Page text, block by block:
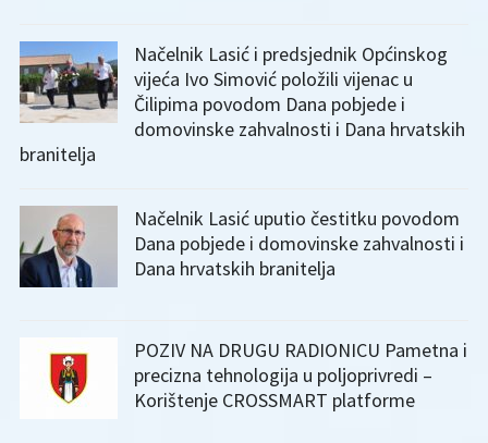
Načelnik Lasić i predsjednik Općinskog
vijeća Ivo Simović položili vijenac u
Čilipima povodom Dana pobjede i
domovinske zahvalnosti i Dana hrvatskih
branitelja
Načelnik Lasić uputio čestitku povodom
Dana pobjede i domovinske zahvalnosti i
Dana hrvatskih branitelja
POZIV NA DRUGU RADIONICU Pametna i
precizna tehnologija u poljoprivredi –
Korištenje CROSSMART platforme